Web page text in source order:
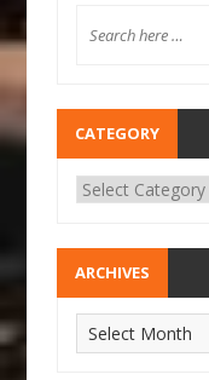
CATEGORY
ARCHIVES